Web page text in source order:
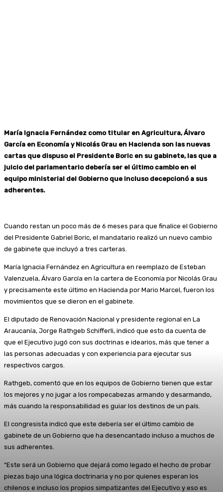
María Ignacia Fernández como titular en Agricultura, Álvaro
García en Economía y Nicolás Grau en Hacienda son las nuevas
cartas que dispuso el Presidente Boric en su gabinete, las que a
juicio del parlamentario debería ser el último cambio en el
equipo ministerial del Gobierno que incluso decepcionó a sus
adherentes.
Cuando restan un poco más de 6 meses para que finalice el Gobierno
del Presidente Gabriel Boric, el mandatario realizó un nuevo cambio
de gabinete que incluyó a tres carteras.
María Ignacia Fernández en Agricultura en reemplazo de Esteban
Valenzuela, Álvaro García en la cartera de Economía por Nicolás Grau
y precisamente este último en Hacienda por Mario Marcel, fueron los
movimientos que se dieron en el gabinete.
El diputado de Renovación Nacional y presidente regional en La
Araucanía, Jorge Rathgeb Schifferli, indicó que esto da cuenta de
que el Ejecutivo jugó con sus doctrinas e idearios, más que tener a
las personas adecuadas y con experiencia para ejecutar sus
respectivos cargos.
Rathgeb, comentó que en los equipos de Gobierno tienen que estar
los mejores y no jugar a los rompecabezas armando y desarmando,
más cuando la responsabilidad es guiar los destinos de un país.
El congresista indicó que este debería ser el último cambio de
gabinete de un Gobierno que ha desencantado incluso a muchos de
sus adherentes.
“Este será un Gobierno que dejará como legado el hecho de probar
piezas bajo una lógica doctrinaria y no por quienes esperan los
chilenos e incluso los propios simpatizantes del Ejecutivo y eso es